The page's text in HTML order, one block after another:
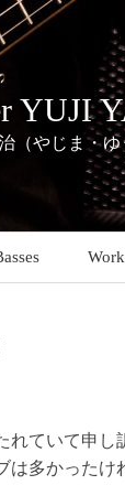
YUJI
（やじま・
ていて申し
は多かったけ